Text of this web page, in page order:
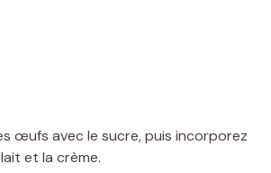
œufs avec le sucre, puis incorporez
et la crème.